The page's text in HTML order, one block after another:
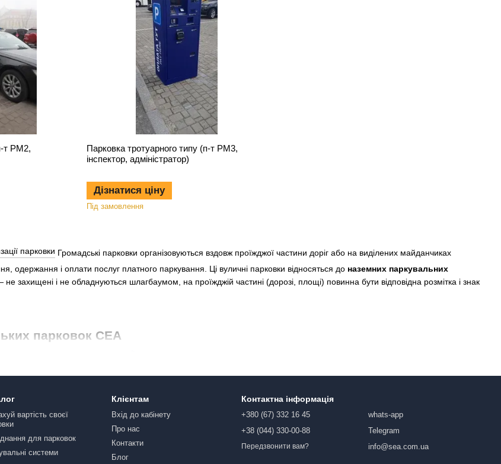
Громадські парковки організовуються вздовж проїжджої частини доріг або на виділених майданчиках
одержання і оплати послуг платного паркування. Ці вуличні парковки відносяться до наземних паркувальних
не захищені і не обладнуються шлагбаумом, на проїжджій частині (дорозі, площі) повинна бути відповідна розмітка і знак
парковок СЕА
т PM2,
Парковка тротуарного типу (п-т PM3,
інспектор, адміністратор)
Дізнатися ціну
Під замовлення
вартість своєї
для парковок
системи
Клієнтам
Вхід до кабінету
Про нас
Контакти
Блог
Контактна інформація
+380 (67) 332 16 45
+38 (044) 330-00-88
Передзвонити вам?
whats-app
Telegram
info@sea.com.ua